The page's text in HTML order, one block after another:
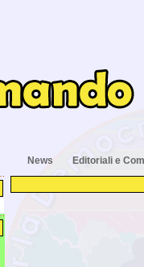
News Editoriali e